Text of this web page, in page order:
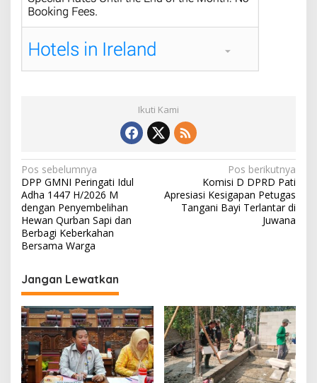
Ikuti Kami
N
a
v
i
g
a
s
i
p
o
s
Pos sebelumnya
DPP GMNI Peringati Idul
Adha 1447 H/2026 M
dengan Penyembelihan
Hewan Qurban Sapi dan
Berbagi Keberkahan
Bersama Warga
Pos berikutnya
Komisi D DPRD Pati
Apresiasi Kesigapan Petugas
Tangani Bayi Terlantar di
Juwana
Jangan Lewatkan